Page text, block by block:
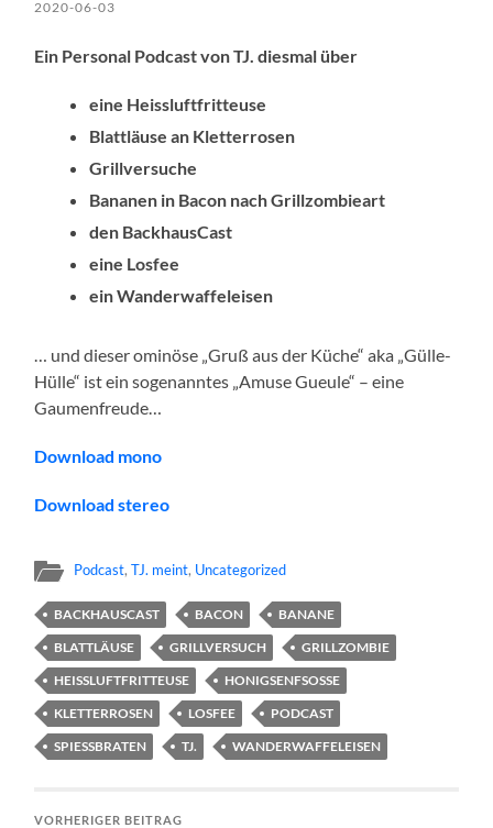
2020-06-03
Ein Personal Podcast von TJ. diesmal über
eine Heissluftfritteuse
Blattläuse an Kletterrosen
Grillversuche
Bananen in Bacon nach Grillzombieart
den BackhausCast
eine Losfee
ein Wanderwaffeleisen
… und dieser ominöse „Gruß aus der Küche“ aka „Gülle-
Hülle“ ist ein sogenanntes „Amuse Gueule“ – eine
Gaumenfreude…
Download mono
Download stereo
Podcast,TJ. meint, Uncategorized
BACKHAUSCAST BACON
BANANE
BLATTLÄUSE
GRILLVERSUCH
GRILLZOMBIE
HEISSLUFTFRITTEUSE
HONIGSENFSOSSE
KLETTERROSEN
LOSFEE
PODCAST
SPIESSBRATEN
TJ. WANDERWAFFELEISEN
VORHERIGER BEITRAG